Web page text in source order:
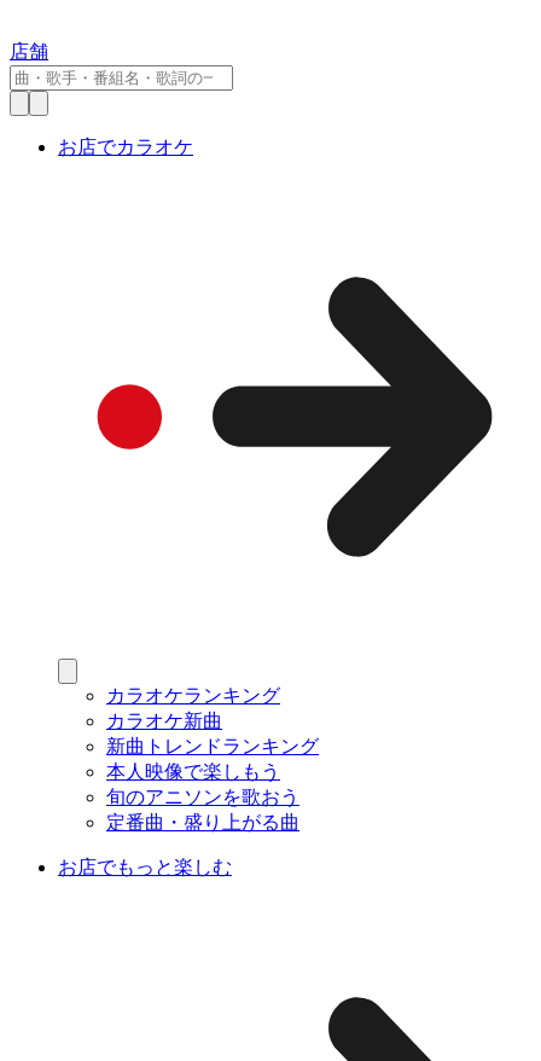
店舗
お店でカラオケ
カラオケランキング
カラオケ新曲
新曲トレンドランキング
本人映像で楽しもう
旬のアニソンを歌おう
定番曲・盛り上がる曲
お店でもっと楽しむ